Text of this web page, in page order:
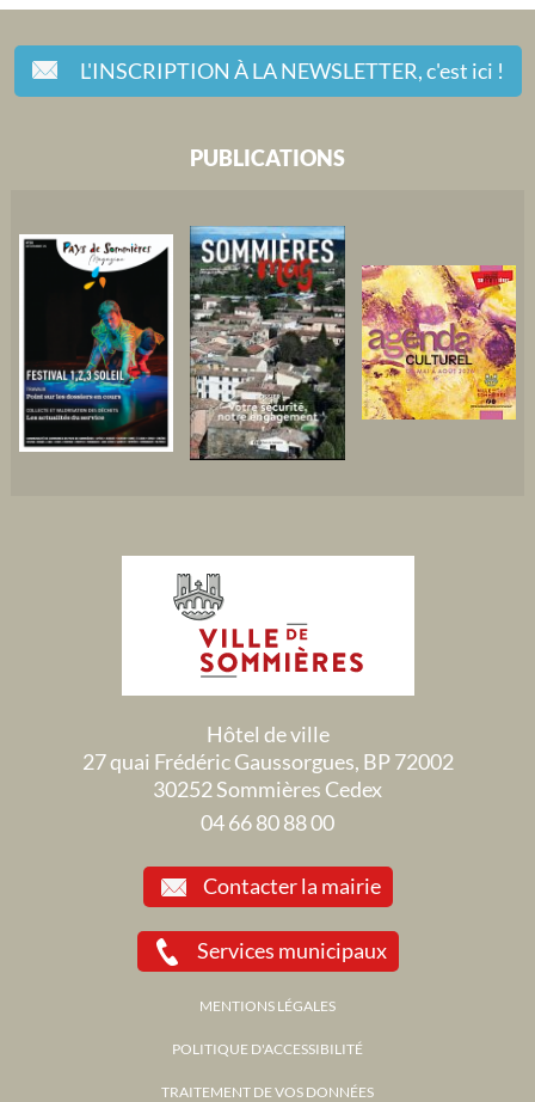
L'INSCRIPTION À LA NEWSLETTER,c'est ici !
PUBLICATIONS
Hôtel de ville
27 quai Frédéric Gaussorgues, BP 72002
30252 Sommières Cedex
04 66 80 88 00
Contacter la mairie
Services municipaux
MENTIONS LÉGALES
POLITIQUE D'ACCESSIBILITÉ
TRAITEMENT DE VOS DONNÉES